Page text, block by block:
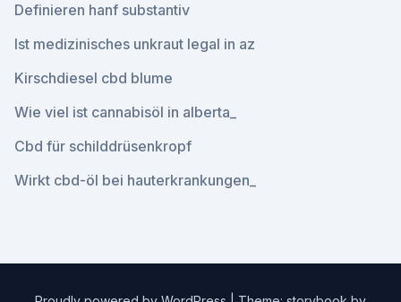
Definieren hanf substantiv
Ist medizinisches unkraut legal in az
Kirschdiesel cbd blume
Wie viel ist cannabisöl in alberta_
Cbd für schilddrüsenkropf
Wirkt cbd-öl bei hauterkrankungen_